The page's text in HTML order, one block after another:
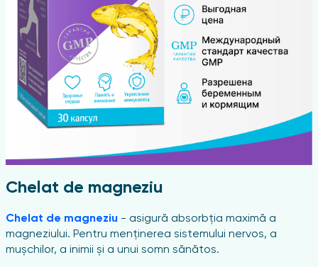
Chelat de magneziu
Chelat de magneziu - asigură absorbția maximă a
magneziului. Pentru menținerea sistemului nervos, a
mușchilor, a inimii și a unui somn sănătos.